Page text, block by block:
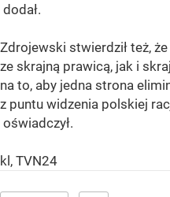
dodał.
Zdrojewski stwierdził też,
ze skrajną prawicą, jak i
na to, aby jedna strona
z puntu widzenia polskiej
oświadczył.
kl, TVN24